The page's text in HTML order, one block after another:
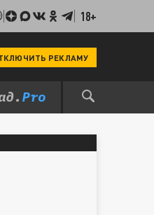
18+
РЕКЛАМУ